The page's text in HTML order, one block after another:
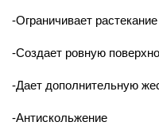
-Ограничивает
-Создает ровную
-Дает дополнительную
-Антискольжение